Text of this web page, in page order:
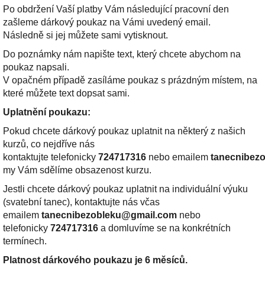
Po obdržení Vaší platby Vám následující pracovní den
zašleme dárkový poukaz na Vámi uvedený email.
Následně si jej můžete sami vytisknout.
Do poznámky nám napište text, který chcete abychom na
poukaz napsali.
V opačném případě zasíláme poukaz s prázdným místem, na
které můžete text dopsat sami.
Uplatnění poukazu:
Pokud chcete dárkový poukaz uplatnit na některý z našich
kurzů, co nejdříve nás
kontaktujte telefonicky 724717316 nebo emailem
my Vám sdělíme obsazenost kurzu.
Jestli chcete dárkový poukaz uplatnit na individuální výuku
(svatební tanec), kontaktujte nás včas
emailem tanecnibezobleku@gmail.com nebo
telefonicky 724717316 a domluvíme se na konkrétních
termínech.
Platnost dárkového poukazu je 6 měsíců.